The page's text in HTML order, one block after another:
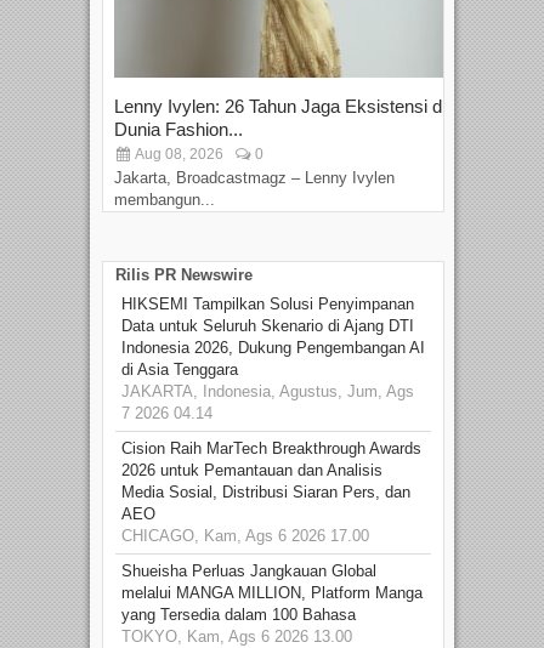
Lenny Ivylen: 26 Tahun Jaga Eksistensi di
Dunia Fashion...
Aug 08, 2026 0
Jakarta, Broadcastmagz – Lenny Ivylen
membangun...
Rilis PR Newswire
HIKSEMI Tampilkan Solusi Penyimpanan
Data untuk Seluruh Skenario di Ajang DTI
Indonesia 2026, Dukung Pengembangan AI
di Asia Tenggara
JAKARTA, Indonesia, Agustus, Jum, Ags
7 2026 04.14
Cision Raih MarTech Breakthrough Awards
2026 untuk Pemantauan dan Analisis
Media Sosial, Distribusi Siaran Pers, dan
AEO
CHICAGO, Kam, Ags 6 2026 17.00
Shueisha Perluas Jangkauan Global
melalui MANGA MILLION, Platform Manga
yang Tersedia dalam 100 Bahasa
TOKYO, Kam, Ags 6 2026 13.00